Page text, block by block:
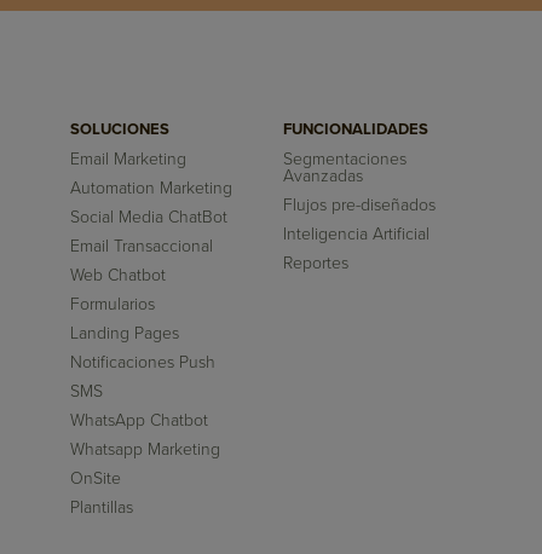
SOLUCIONES
Email Marketing
Automation Marketing
Social Media ChatBot
Email Transaccional
Web Chatbot
Formularios
Landing Pages
Notificaciones Push
SMS
WhatsApp Chatbot
Whatsapp Marketing
OnSite
Plantillas
FUNCIONALIDADES
Segmentaciones
Avanzadas
Flujos pre-diseñados
Inteligencia Artificial
Reportes